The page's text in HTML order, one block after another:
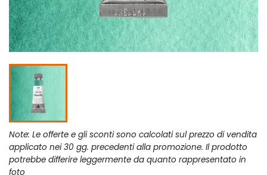
Note: Le offerte e gli sconti sono calcolati sul prezzo di vendita
applicato nei 30 gg. precedenti alla promozione. Il prodotto
potrebbe differire leggermente da quanto rappresentato in
foto